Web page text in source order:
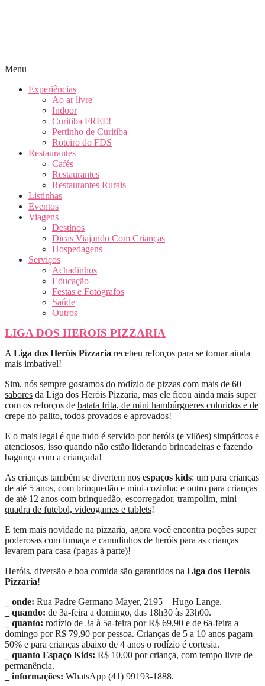
Menu
Experiências
Ao ar livre
Indoor
Curitiba FREE!
Pertinho de Curitiba
Roteiro do FDS
Restaurantes
Cafés
Restaurantes
Restaurantes Rurais
Listinhas
Eventos
Viagens
Destinos
Dicas Viajando Com Crianças
Hospedagens
Serviços
Achadinhos
Educação
Festas e Fotógrafos
Saúde
Outros
LIGA DOS HEROIS PIZZARIA
A Liga dos Heróis Pizzaria recebeu reforços para se tornar ainda
mais imbatível!
Sim, nós sempre gostamos do rodízio de pizzas com mais de 60
sabores da Liga dos Heróis Pizzaria, mas ele ficou ainda mais super
com os reforços de batata frita, de mini hambúrgueres coloridos e de
crepe no palito, todos provados e aprovados!
E o mais legal é que tudo é servido por heróis (e vilões) simpáticos e
atenciosos, isso quando não estão liderando brincadeiras e fazendo
bagunça com a criançada!
As crianças também se divertem nos espaços kids: um para crianças
de até 5 anos, com brinquedão e mini-cozinha; e outro para crianças
de até 12 anos com brinquedão, escorregador, trampolim, mini
quadra de futebol, videogames e tablets!
E tem mais novidade na pizzaria, agora você encontra poções super
poderosas com fumaça e canudinhos de heróis para as crianças
levarem para casa (pagas à parte)!
Heróis, diversão e boa comida são garantidos na Liga dos Heróis
Pizzaria!
_ onde: Rua Padre Germano Mayer, 2195 – Hugo Lange.
_ quando: de 3a-feira a domingo, das 18h30 às 23h00.
_ quanto: rodízio de 3a à 5a-feira por R$ 69,90 e de 6a-feira a
domingo por R$ 79,90 por pessoa. Crianças de 5 a 10 anos pagam
50% e para crianças abaixo de 4 anos o rodízio é cortesia.
_ quanto Espaço Kids: R$ 10,00 por criança, com tempo livre de
permanência.
_ informações: WhatsApp (41) 99193-1888.